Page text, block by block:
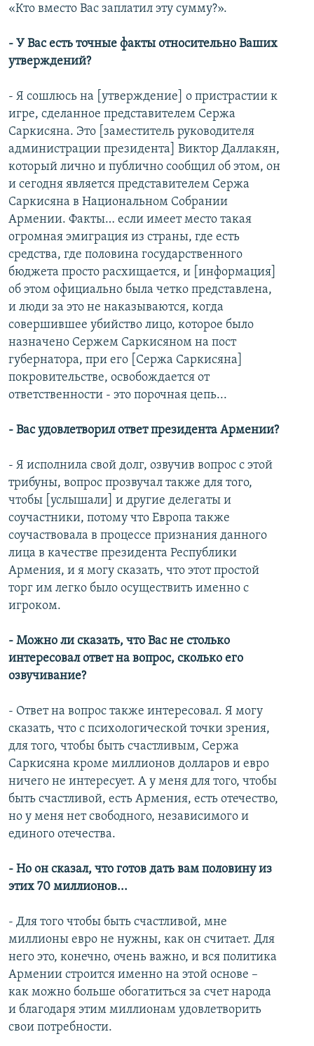
«Кто вместо Вас заплатил эту сумму?».
- У Вас есть точные факты относительно Ваших
утверждений?
- Я сошлюсь на [утверждение] о пристрастии к
игре, сделанное представителем Сержа
Саркисяна. Это [заместитель руководителя
администрации президента] Виктор Даллакян,
который лично и публично сообщил об этом, он
и сегодня является представителем Сержа
Саркисяна в Национальном Собрании
Армении. Факты… если имеет место такая
огромная эмиграция из страны, где есть
средства, где половина государственного
бюджета просто расхищается, и [информация]
об этом официально была четко представлена,
и люди за это не наказываются, когда
совершившее убийство лицо, которое было
назначено Сержем Саркисяном на пост
губернатора, при его [Сержа Саркисяна]
покровительстве, освобождается от
ответственности - это порочная цепь...
- Вас удовлетворил ответ президента Армении?
- Я исполнила свой долг, озвучив вопрос с этой
трибуны, вопрос прозвучал также для того,
чтобы [услышали] и другие делегаты и
соучастники, потому что Европа также
соучаствовала в процессе признания данного
лица в качестве президента Республики
Армения, и я могу сказать, что этот простой
торг им легко было осуществить именно с
игроком.
- Можно ли сказать, что Вас не столько
интересовал ответ на вопрос, сколько его
озвучивание?
- Ответ на вопрос также интересовал. Я могу
сказать, что с психологической точки зрения,
для того, чтобы быть счастливым, Сержа
Саркисяна кроме миллионов долларов и евро
ничего не интересует. А у меня для того, чтобы
быть счастливой, есть Армения, есть отечество,
но у меня нет свободного, независимого и
единого отечества.
- Но он сказал, что готов дать вам половину из
этих 70 миллионов...
- Для того чтобы быть счастливой, мне
миллионы евро не нужны, как он считает. Для
него это, конечно, очень важно, и вся политика
Армении строится именно на этой основе –
как можно больше обогатиться за счет народа
и благодаря этим миллионам удовлетворить
свои потребности.